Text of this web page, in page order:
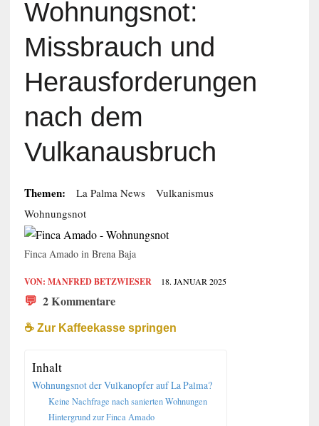
Wohnungsnot:
Missbrauch und
Herausforderungen
nach dem
Vulkanausbruch
Themen: La Palma News
Vulkanismus
Wohnungsnot
Finca Amado in Brena Baja
VON: MANFRED BETZWIESER 18. JANUAR 2025
💬 2 Kommentare
☕️ Zur Kaffeekasse springen
Inhalt
Wohnungsnot der Vulkanopfer auf La Palma?
Keine Nachfrage nach sanierten Wohnungen
Hintergrund zur Finca Amado